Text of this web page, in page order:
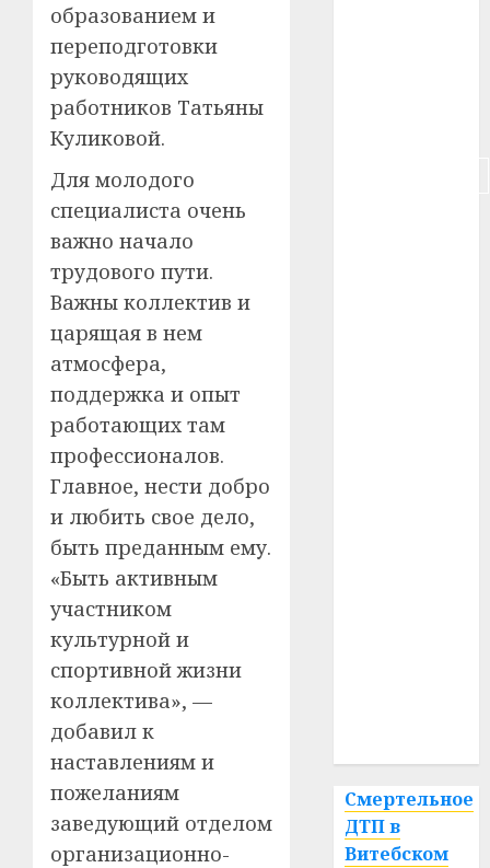
образованием и
переподготовки
руководящих
работников Татьяны
Куликовой.
Для молодого
специалиста очень
важно начало
трудового пути.
Важны коллектив и
царящая в нем
атмосфера,
поддержка и опыт
работающих там
профессионалов.
Главное, нести добро
и любить свое дело,
быть преданным ему.
«Быть активным
участником
культурной и
спортивной жизни
коллектива», —
добавил к
наставлениям и
пожеланиям
заведующий отделом
организационно-
Смертельное
ДТП в
Витебском